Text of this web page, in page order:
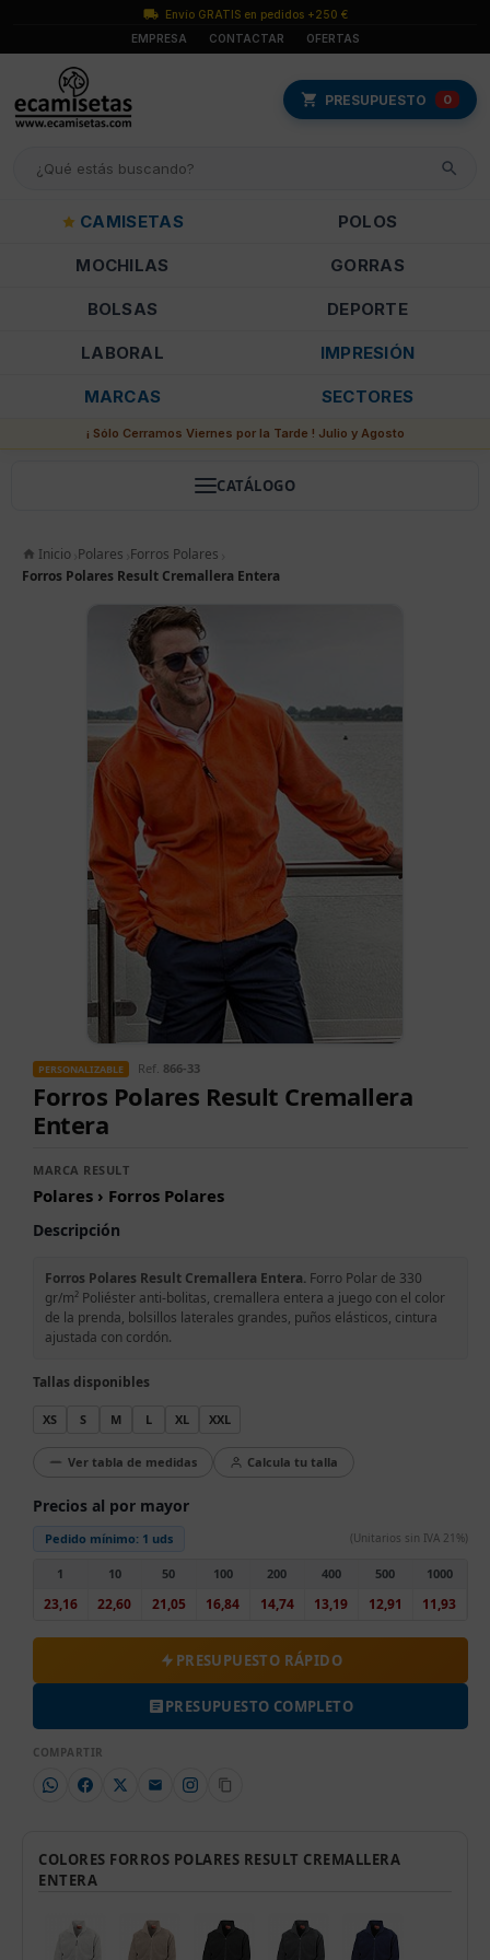
Envío GRATIS en pedidos +250 €
EMPRESA
CONTACTAR OFERTAS
PRESUPUESTO 0
CAMISETAS POLOS
MOCHILAS GORRAS
BOLSAS DEPORTE
LABORAL IMPRESIÓN
MARCAS SECTORES
¡ Sólo Cerramos Viernes por la Tarde ! Julio y Agosto
CATÁLOGO
Inicio Polares Forros Polares
Forros Polares Result Cremallera Entera
PERSONALIZABLE Ref. 866-33
Forros Polares Result Cremallera
Entera
MARCA RESULT
Polares › Forros Polares
Descripción
Forros Polares Result Cremallera Entera. Forro Polar de 330
gr/m² Poliéster anti-bolitas, cremallera entera a juego con el color
de la prenda, bolsillos laterales grandes, puños elásticos, cintura
ajustada con cordón.
Tallas disponibles
XS S M L XL XXL
Ver tabla de medidas Calcula tu talla
Precios al por mayor
Pedido mínimo: 1 uds (Unitarios sin IVA 21%)
1
23,16
10
22,60
50
21,05
100
16,84
200
14,74
400
13,19
500
12,91
1000
11,93
PRESUPUESTO RÁPIDO
PRESUPUESTO COMPLETO
COMPARTIR
COLORES FORROS POLARES RESULT CREMALLERA
ENTERA